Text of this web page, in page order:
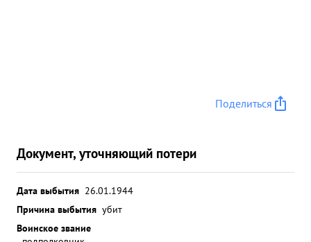
Поделиться
Документ, уточняющий потери
Дата выбытия 26.01.1944
Причина выбытия убит
Воинское звание